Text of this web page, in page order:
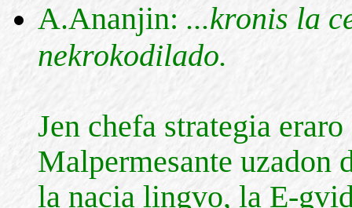
A.Ananjin: ...kronis la
nekrokodilado.
Jen chefa strategia
Malpermesante uzadon
la nacia lingvo, la E-